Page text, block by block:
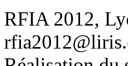
RFIA 2012,